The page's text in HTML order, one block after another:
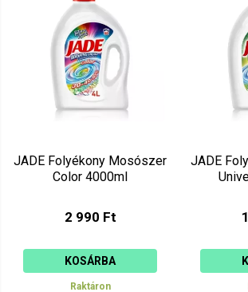
JADE Folyékony Mosószer
Color 4000ml
2 990 Ft
KOSÁRBA
Raktáron
JADE